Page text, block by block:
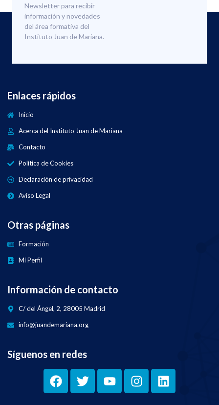
Newsletter para recibir
información y novedades
del área formativa del
Instituto Juan de Mariana.
Enlaces rápidos
Inicio
Acerca del Instituto Juan de Mariana
Contacto
Política de Cookies
Declaración de privacidad
Aviso Legal
Otras páginas
Formación
Mi Perfil
Información de contacto
C/ del Ángel, 2, 28005 Madrid
info@juandemariana.org
Síguenos en redes